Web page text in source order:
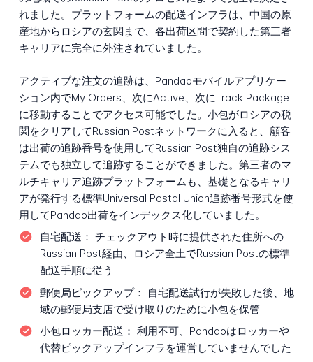
れました。プラットフォームの配送インフラは、中国の原
産地からロシアの玄関まで、各出荷区間で契約した第三者
キャリアに完全に外注されていました。
アクティブな注文の追跡は、Pandaoモバイルアプリケー
ション内でMy Orders、次にActive、次にTrack Package
に移動することでアクセス可能でした。小包がロシアの税
関をクリアしてRussian Postネットワークに入ると、顧客
は出荷の追跡番号を使用してRussian Post独自の追跡シス
テムでも独立して追跡することができました。第三者のマ
ルチキャリア追跡プラットフォームも、基礎となるキャリ
アが発行する標準Universal Postal Union追跡番号形式を使
用してPandao出荷をインデックス化していました。
自宅配送： チェックアウト時に提供された住所への
Russian Post経由、ロシア全土でRussian Postの標準
配送手順に従う
郵便局ピックアップ：
自宅配送試行が失敗した後、地
域の郵便局支店で受け取りのために小包を保管
小包ロッカー配送： 利用不可、Pandaoはロッカーや
代替ピックアップインフラを運営していませんでした